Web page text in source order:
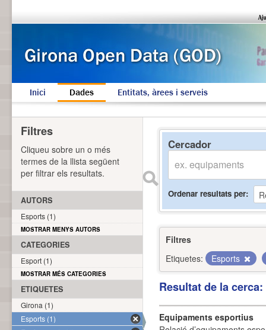
Inici Dades Entitats, àrees i serveis
Cercador
Ordenar resultats per
Filtres
Etiquetes:
Esports
Resultat de la
Equipaments esportius
Filtres
Cliqueu sobre un o més
termes de la llista següent
per filtrar els resultats.
AUTORS
Esports (1)
MOSTRAR MENYS AUTORS
CATEGORIES
Esport (1)
MOSTRAR MÉS CATEGORIES
ETIQUETES
Girona (1)
Esports (1)